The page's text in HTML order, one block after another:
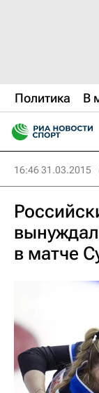
Политика В
16:46 31.03.2015
в матче